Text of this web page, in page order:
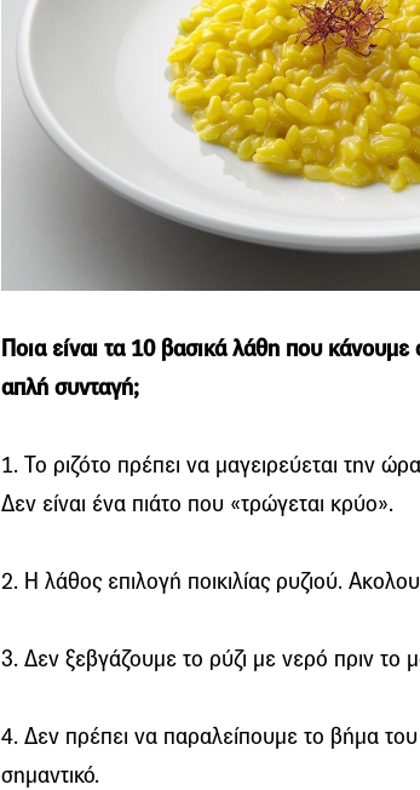
Ποια είναι τα 10 βασικά λάθη που
απλή συνταγή;
1. Το ριζότο πρέπει να μαγειρεύεται την
Δεν είναι ένα πιάτο που «τρώγεται κρύο».
2. Η λάθος επιλογή ποικιλίας ρυζιού.
3. Δεν ξεβγάζουμε το ρύζι με νερό πριν το
4. Δεν πρέπει να παραλείπουμε το βήμα του
σημαντικό.